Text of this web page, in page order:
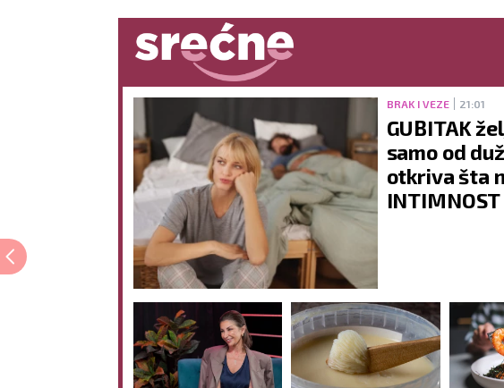
BRAK I VEZE 21:01
GUBITAK
samo od
otkriva šta